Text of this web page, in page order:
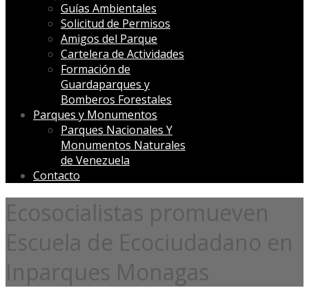
Guías Ambientales
Solicitud de Permisos
Amigos del Parque
Cartelera de Actividades
Formación de
Guardaparques y
Bomberos Forestales
Parques y Monumentos
Parques Nacionales Y
Monumentos Naturales
de Venezuela
Contacto
Ecosocialistas promueven
Escuela de Ecociudadano en
Inparques Monagas